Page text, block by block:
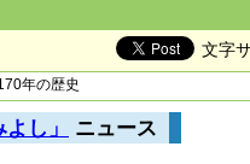
文字
年の歴史
し」 ニュース